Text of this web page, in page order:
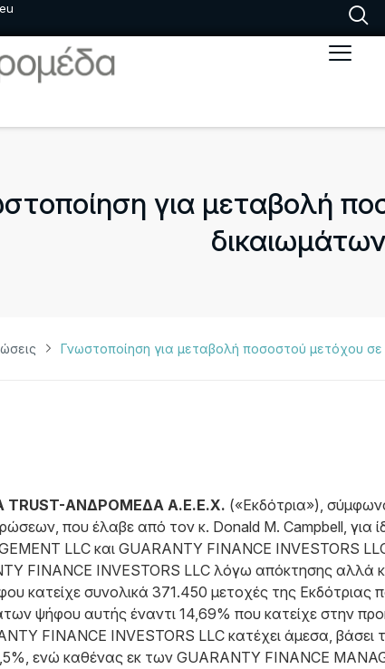
για μεταβολή
Γνωστοποίηση για μεταβολή ποσοστού μετόχου
TRUST-ΑΝΔΡΟΜΕΔΑ Α.Ε.Ε.Χ. («Εκδότρια»),
που έλαβε από τον κ. Donald M. Campbell, για
LLC και GUARANTY FINANCE INVESTORS
FINANCE INVESTORS LLC λόγω απόκτησης αλλά
κατείχε συνολικά 371.450 μετοχές της
ψήφου αυτής έναντι 14,69% που κατείχε στην
FINANCE INVESTORS LLC κατέχει άμεσα,
ενώ καθένας εκ των GUARANTY FINANCE